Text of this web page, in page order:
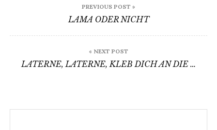
PREVIOUS POST »
LAMA ODER NICHT
« NEXT POST
LATERNE, LATERNE, KLEB DICH AN DIE …